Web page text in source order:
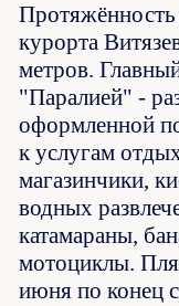
курорта
метров.
"Паралией" -
оформленной
к услугам
магазинчики,
водных
катамараны,
мотоциклы.
июня по конец